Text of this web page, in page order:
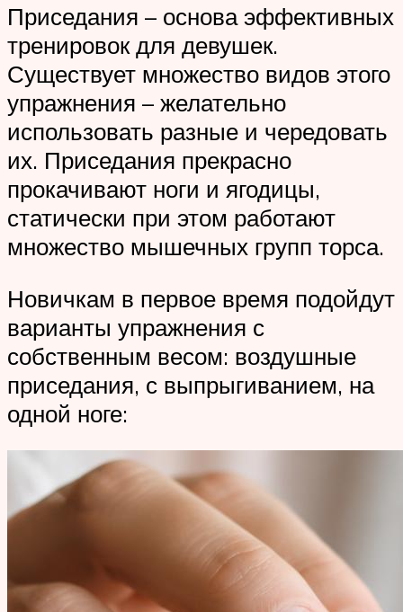
Приседания – основа эффективных
тренировок для девушек.
Существует множество видов этого
упражнения – желательно
использовать разные и чередовать
их. Приседания прекрасно
прокачивают ноги и ягодицы,
статически при этом работают
множество мышечных групп торса.
Новичкам в первое время подойдут
варианты упражнения с
собственным весом: воздушные
приседания, с выпрыгиванием, на
одной ноге: